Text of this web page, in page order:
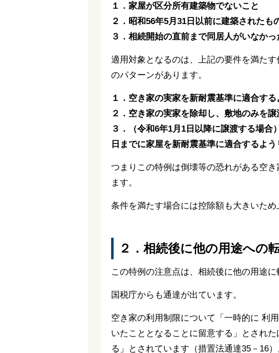
１．家屋が区分所有建築物でないこと
２．昭和56年5月31日以前に建築されたも
３．相続開始の直前まで同居人がいなか
適用対象となるのは、上記の要件を満た
のパターンがあります。
１．空き家の実家を新耐震基準に適合す
２．空き家の実家を除却し、敷地のみを
３．（令和6年1月1日以降に譲渡する場
日までに家屋を新耐震基準に適合するよ
つまりこの特例は倒壊等の恐れがある空
ます。
条件を満たす場合には控除額も大きいため
２．相続後に他の用途への
この特例の注意点は、相続後に他の用途に
国税庁からも通達が出ています。
空き家の利用制限について「一時的に 利
いたこととなることに留意する」とされ
る」とされています（措置法通達35－16）